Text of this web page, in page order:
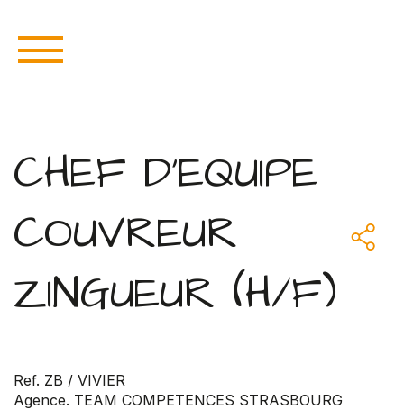
CHEF D'EQUIPE
COUVREUR
ZINGUEUR (H/F)
Ref. ZB / VIVIER
Agence. TEAM COMPETENCES STRASBOURG